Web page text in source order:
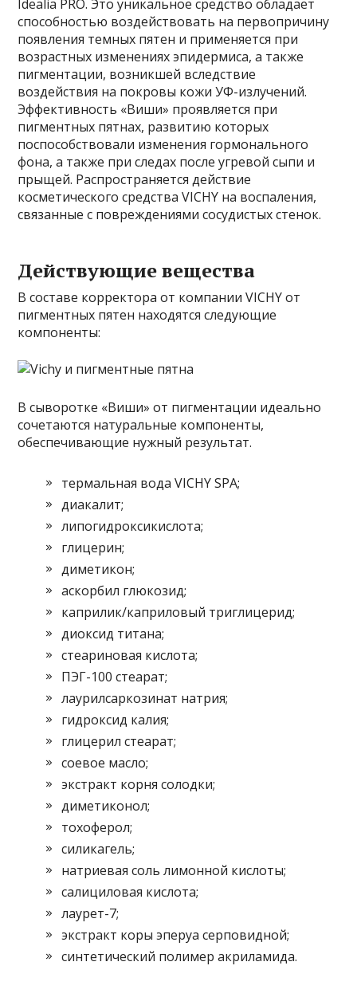
Idealia PRO. Это уникальное средство обладает
способностью воздействовать на первопричину
появления темных пятен и применяется при
возрастных изменениях эпидермиса, а также
пигментации, возникшей вследствие
воздействия на покровы кожи УФ-излучений.
Эффективность «Виши» проявляется при
пигментных пятнах, развитию которых
поспособствовали изменения гормонального
фона, а также при следах после угревой сыпи и
прыщей. Распространяется действие
косметического средства VICHY на воспаления,
связанные с повреждениями сосудистых стенок.
Действующие вещества
В составе корректора от компании VICHY от
пигментных пятен находятся следующие
компоненты:
В сыворотке «Виши» от пигментации идеально
сочетаются натуральные компоненты,
обеспечивающие нужный результат.
термальная вода VICHY SPA;
диакалит;
липогидроксикислота;
глицерин;
диметикон;
аскорбил глюкозид;
каприлик/каприловый триглицерид;
диоксид титана;
стеариновая кислота;
ПЭГ-100 стеарат;
лаурилсаркозинат натрия;
гидроксид калия;
глицерил стеарат;
соевое масло;
экстракт корня солодки;
диметиконол;
тохоферол;
силикагель;
натриевая соль лимонной кислоты;
салициловая кислота;
лаурет-7;
экстракт коры эперуа серповидной;
синтетический полимер акриламида.